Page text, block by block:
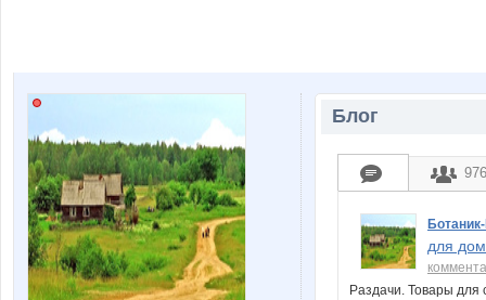
Блог
для
Раздачи. Товары для